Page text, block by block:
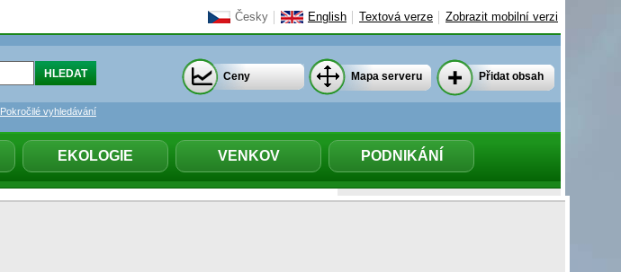
Česky English Textová verze Zobrazit mobilní verzi
EKOLOGIE VENKOV PODNIKÁNÍ
Pokročilé vyhledávání
Ceny Mapa serveru Přidat obsah